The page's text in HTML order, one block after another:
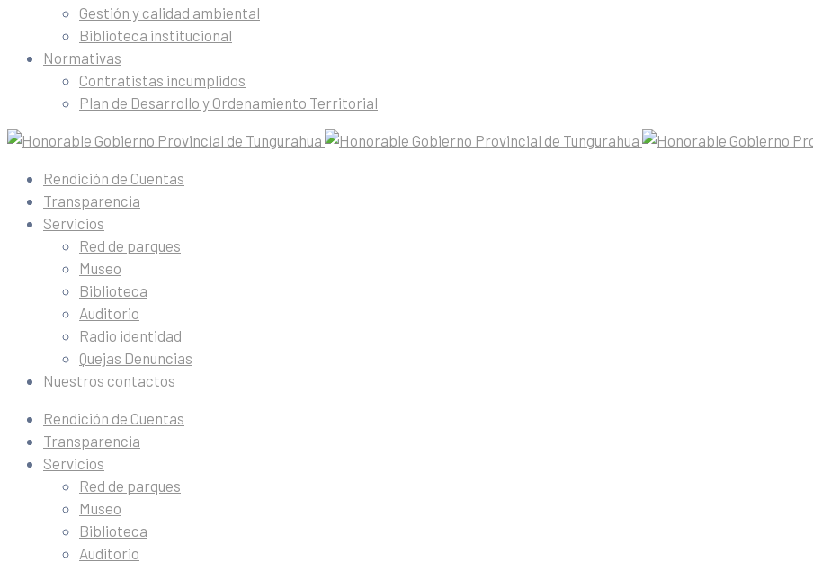
Gestión y calidad ambiental
Biblioteca institucional
Normativas
Contratistas incumplidos
Plan de Desarrollo y Ordenamiento Territorial
Rendición de Cuentas
Transparencia
Servicios
Red de parques
Museo
Biblioteca
Auditorio
Radio identidad
Quejas Denuncias
Nuestros contactos
Rendición de Cuentas
Transparencia
Servicios
Red de parques
Museo
Biblioteca
Auditorio